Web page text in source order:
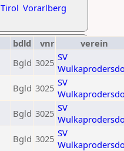
Tirol Vorarlberg
bdld vnr
verein
Bgld 3025 SV
Bgld 3025 SV
Bgld 3025 SV
Bgld 3025 SV